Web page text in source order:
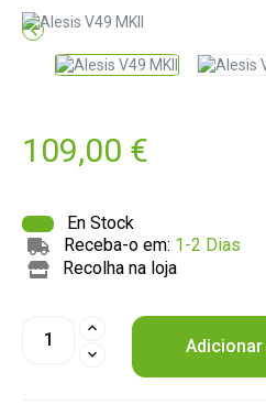

109,00 €
En Stock
Receba-o em: 1-2 Dias
Recolha na loja